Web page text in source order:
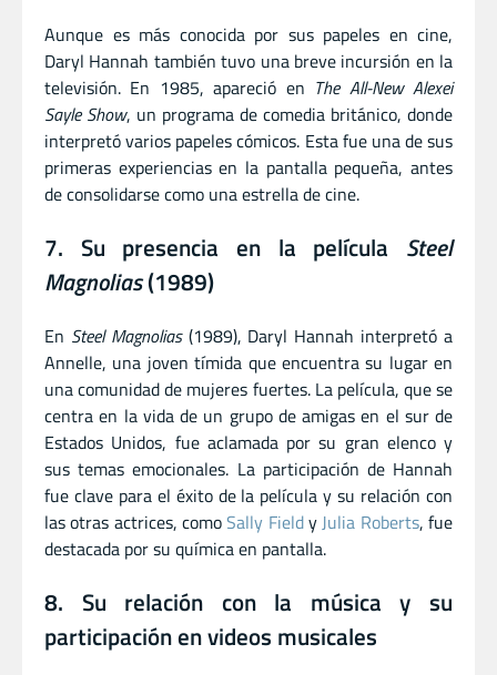
Aunque es más conocida por sus papeles en cine,
Daryl Hannah también tuvo una breve incursión en la
televisión. En 1985, apareció en The All-New Alexei
Sayle Show, un programa de comedia británico, donde
interpretó varios papeles cómicos. Esta fue una de sus
primeras experiencias en la pantalla pequeña, antes
de consolidarse como una estrella de cine.
7. Su presencia en la película Steel
Magnolias(1989)
En Steel Magnolias(1989), Daryl Hannah interpretó a
Annelle, una joven tímida que encuentra su lugar en
una comunidad de mujeres fuertes. La película, que se
centra en la vida de un grupo de amigas en el sur de
Estados Unidos, fue aclamada por su gran elenco y
sus temas emocionales. La participación de Hannah
fue clave para el éxito de la película y su relación con
las otras actrices, comoSally Fieldy Julia Roberts, fue
destacada por su química en pantalla.
8. Su relación con la música y su
participación en videos musicales